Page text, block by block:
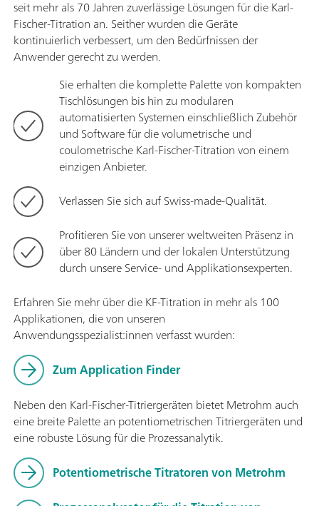
seit mehr als 70 Jahren zuverlässige Lösungen für die Karl-
Fischer-Titration an. Seither wurden die Geräte
kontinuierlich verbessert, um den Bedürfnissen der
Anwender gerecht zu werden.
Sie erhalten die komplette Palette von kompakten
Tischlösungen bis hin zu modularen
automatisierten Systemen einschließlich Zubehör
und Software für die volumetrische und
coulometrische Karl-Fischer-Titration von einem
einzigen Anbieter.
Verlassen Sie sich auf Swiss-made-Qualität.
Profitieren Sie von unserer weltweiten Präsenz in
über 80 Ländern und der lokalen Unterstützung
durch unsere Service- und Applikationsexperten.
Erfahren Sie mehr über die KF-Titration in mehr als 100
Applikationen, die von unseren
Anwendungsspezialist:innen verfasst wurden:
Zum Application Finder
Neben den Karl-Fischer-Titriergeräten bietet Metrohm auch
eine breite Palette an potentiometrischen Titriergeräten und
eine robuste Lösung für die Prozessanalytik.
Potentiometrische Titratoren von Metrohm